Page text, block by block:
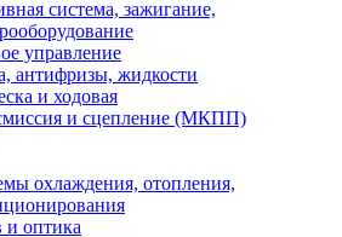
система, зажигание,
управление
антифризы, жидкости
и ходовая
и сцепление (МКПП)
охлаждения, отопления,
и оптика